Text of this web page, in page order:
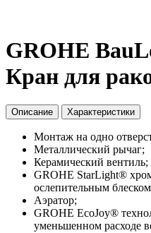
GROHE
Кран для
Описание Характеристики
Монтаж на одно
Металлический рычаг;
Керамический вентиль;
GROHE StarLight®
ослепительным
Аэратор;
GROHE EcoJoy®
уменьшенном расходе